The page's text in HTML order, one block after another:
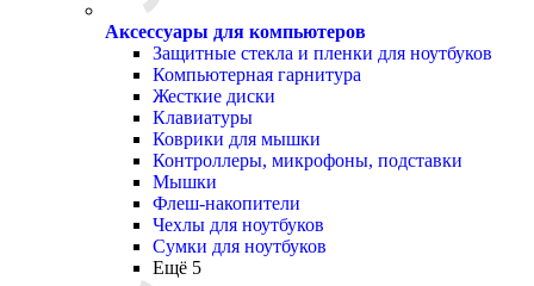
Аксессуары для компьютеров
Защитные стекла и пленки для ноутбуков
Компьютерная гарнитура
Жесткие диски
Клавиатуры
Коврики для мышки
Контроллеры, микрофоны, подставки
Мышки
Флеш-накопители
Чехлы для ноутбуков
Сумки для ноутбуков
Ещё 5